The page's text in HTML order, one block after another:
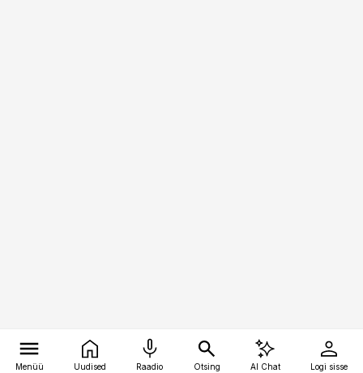
Menüü Uudised Raadio Otsing AI Chat Logi sisse